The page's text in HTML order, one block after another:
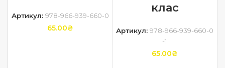
Артикул: 978-966-939-660-0
65.00₴
клас
Артикул:978-966-939-660-0
-1
65.00₴